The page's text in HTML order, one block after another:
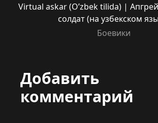
Virtual askar (O’zbek tilida) |
солдат (на узбекском
Боевики
Добавить
комментарий